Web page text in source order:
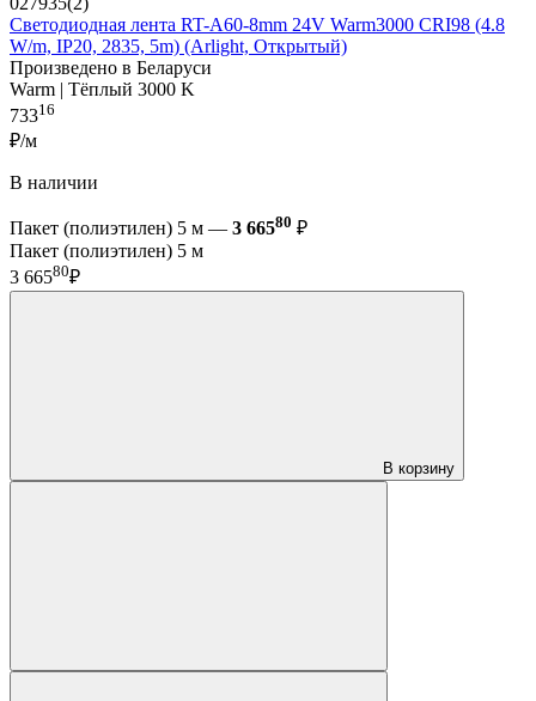
Светодиодная лента RT-A60-8mm 24V Warm3000 CRI98 (4.8
W/m, IP20, 2835, 5m) (Arlight, Открытый)
Произведено в Беларуси
Warm | Тёплый 3000 K
73316
₽/м
В наличии
Пакет (полиэтилен) 5 м — 3 66580 ₽
Пакет (полиэтилен) 5 м
3 66580₽
В корзину